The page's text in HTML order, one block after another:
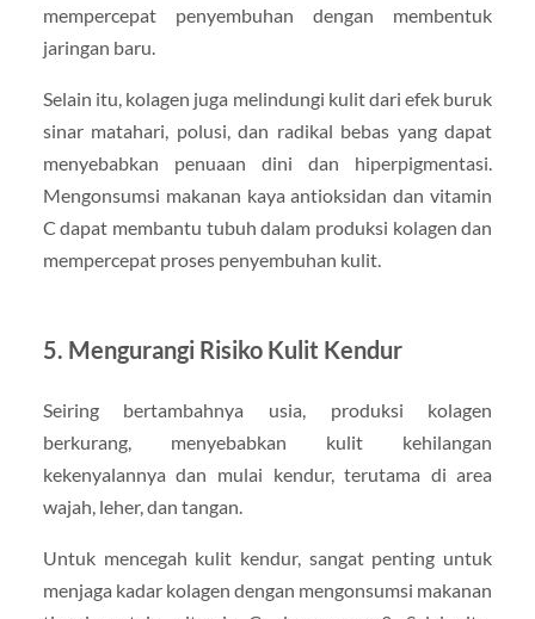
mempercepat penyembuhan dengan membentuk
jaringan baru.
Selain itu, kolagen juga melindungi kulit dari efek buruk
sinar matahari, polusi, dan radikal bebas yang dapat
menyebabkan penuaan dini dan hiperpigmentasi.
Mengonsumsi makanan kaya antioksidan dan vitamin
C dapat membantu tubuh dalam produksi kolagen dan
mempercepat proses penyembuhan kulit.
5. Mengurangi Risiko Kulit Kendur
Seiring bertambahnya usia, produksi kolagen
berkurang, menyebabkan kulit kehilangan
kekenyalannya dan mulai kendur, terutama di area
wajah, leher, dan tangan.
Untuk mencegah kulit kendur, sangat penting untuk
menjaga kadar kolagen dengan mengonsumsi makanan